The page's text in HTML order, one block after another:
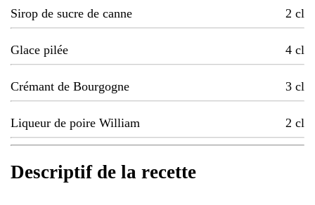
Sirop de sucre de canne 2 cl
Glace pilée 4 cl
Crémant de Bourgogne 3 cl
Liqueur de poire William 2 cl
Descriptif de la recette